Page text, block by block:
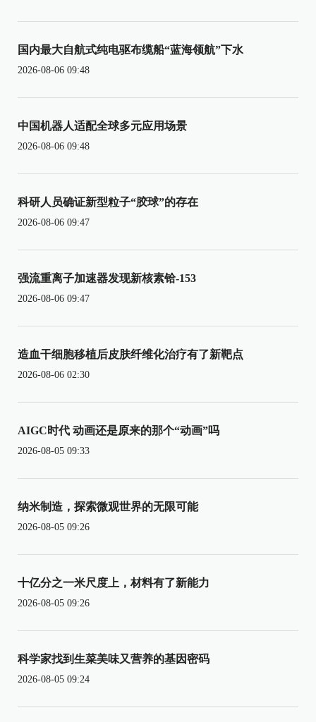
国内最大自航式纯电驱布缆船“蓝海领航”下水
2026-08-06 09:48
中国机器人适配全球多元应用场景
2026-08-06 09:48
科研人员确证新型粒子“胶球”的存在
2026-08-06 09:47
强流重离子加速器发现新核素铪-153
2026-08-06 09:47
造血干细胞移植后皮肤纤维化治疗有了新靶点
2026-08-06 02:30
AIGC时代 动画还是原来的那个“动画”吗
2026-08-05 09:33
纳米制造，探索微观世界的无限可能
2026-08-05 09:26
十亿分之一米尺度上，材料有了新能力
2026-08-05 09:26
科学家找到生菜美味又营养的基因密码
2026-08-05 09:24